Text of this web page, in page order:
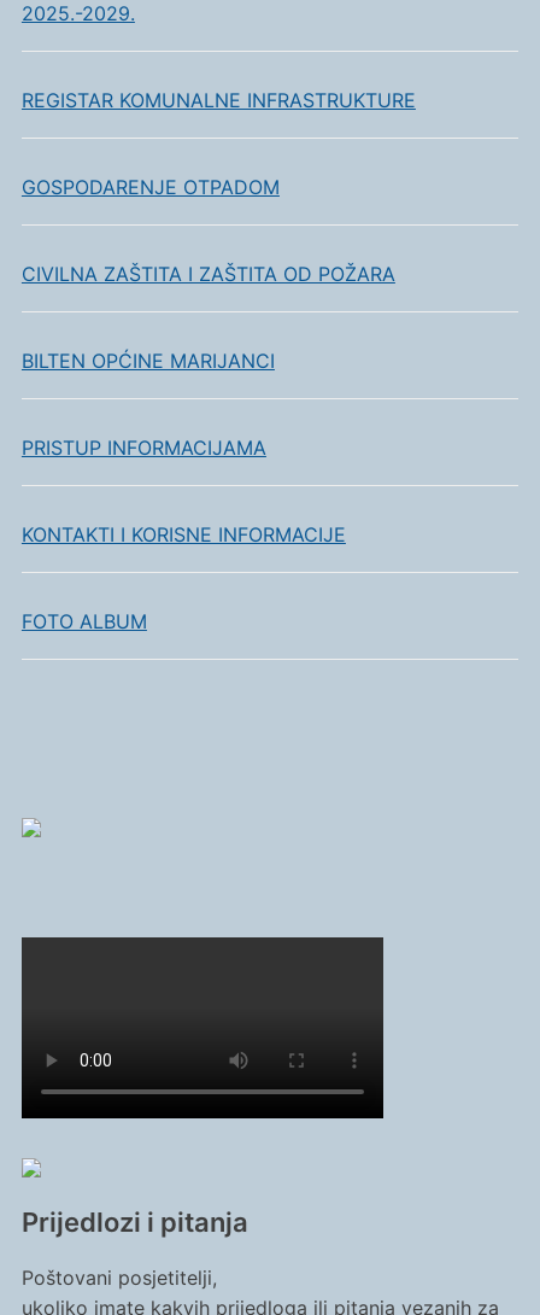
2025.-2029.
REGISTAR KOMUNALNE INFRASTRUKTURE
GOSPODARENJE OTPADOM
CIVILNA ZAŠTITA I ZAŠTITA OD POŽARA
BILTEN OPĆINE MARIJANCI
PRISTUP INFORMACIJAMA
KONTAKTI I KORISNE INFORMACIJE
FOTO ALBUM
Prijedlozi i pitanja
Poštovani posjetitelji,
ukoliko imate kakvih prijedloga ili pitanja vezanih za